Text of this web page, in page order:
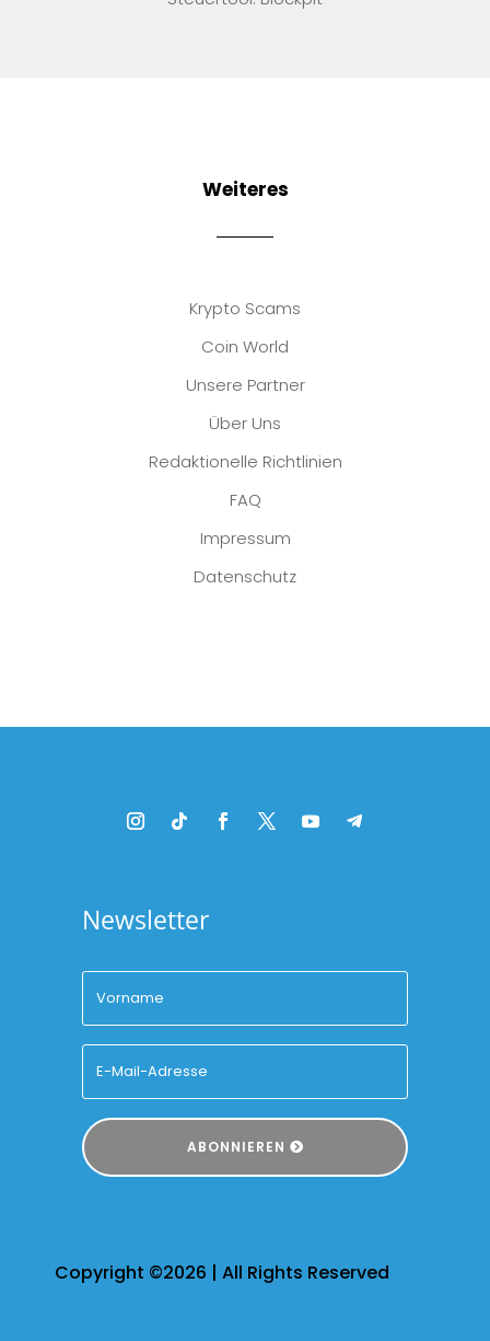
Weiteres
Krypto Scams
Coin World
Unsere Partner
Über Uns
Redaktionelle Richtlinien
FAQ
Impressum
Datenschutz
Newsletter
ABONNIEREN
Copyright ©2026 | All Rights Reserved